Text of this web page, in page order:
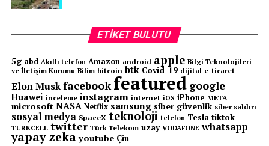
ETIKET BULUTU
5g abd Akıllı telefon Amazon android apple Bilgi Teknolojileri
ve İletişim Kurumu Bilim bitcoin btk Covid-19 dijital e-ticaret
Elon Muskfacebook featured google
Huawei inceleme instagram internet iOS iPhone META
microsoft NASA Netflix samsung siber güvenlik siber saldırı
sosyal medya SpaceX teknoloji telefon Tesla tiktok
TURKCELL twitter Türk Telekom uzay VODAFONE whatsapp
yapay zeka youtube Çin